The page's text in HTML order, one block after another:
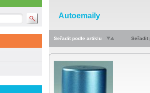
Autoemaily
Seřadit podle artiklu Seřadit